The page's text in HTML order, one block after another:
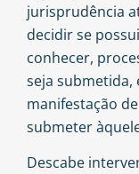
jurisprudência
decidir se
conhecer,
seja submetida,
manifestação
submeter
Descabe